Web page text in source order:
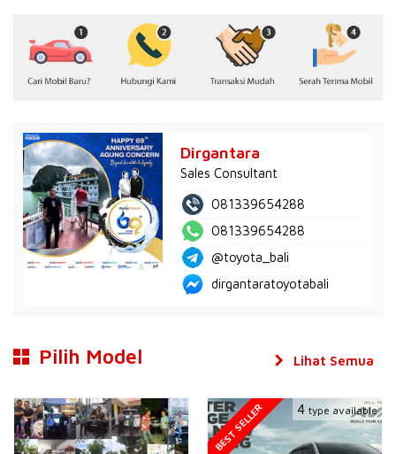
Dirgantara
Sales Consultant
081339654288
081339654288
@toyota_bali
dirgantaratoyotabali
Pilih Model
BEST SELLER 4 type available
Lihat Semua